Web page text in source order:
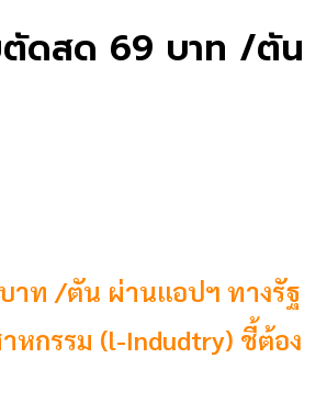
ตัดสด 69 บาท /ตัน
าท /ตัน ผ่านแอปฯ ทางรัฐ
หกรรม (l-Indudtry) ชี้ต้อง